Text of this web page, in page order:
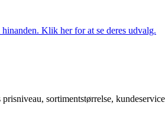
Klik her for at se deres udvalg.
sortimentstørrelse,